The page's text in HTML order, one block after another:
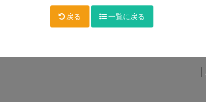
戻る 一覧に戻る